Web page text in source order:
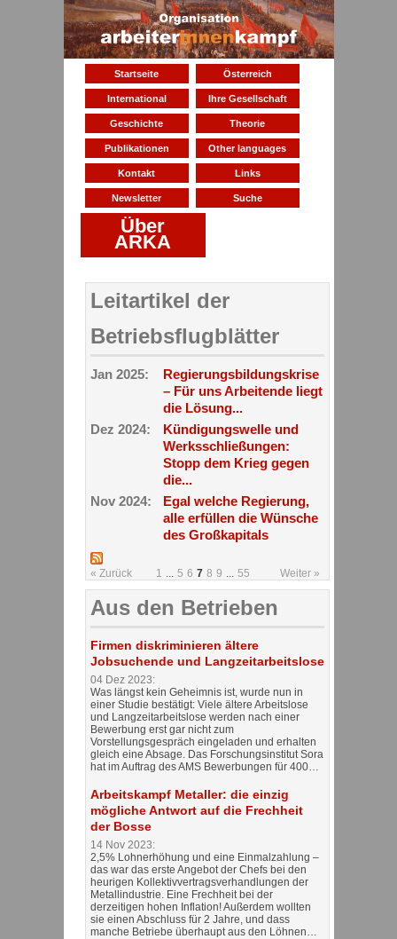
Startseite Österreich
International Ihre Gesellschaft
Geschichte Theorie
Publikationen Other languages
Kontakt Links
Newsletter Suche
Über
ARKA
Leitartikel der
Betriebsflugblätter
Jan 2025:
Regierungsbildungskrise
– Für uns Arbeitende liegt
die Lösung...
Dez 2024:
Kündigungswelle und
Werksschließungen:
Stopp dem Krieg gegen
die...
Nov 2024:
Egal welche Regierung,
alle erfüllen die Wünsche
des Großkapitals
« Zurück 1 5 6 7 8 9 55 Weiter »
Aus den Betrieben
Firmen diskriminieren ältere
Jobsuchende und Langzeitarbeitslose
04 Dez 2023:
Was längst kein Geheimnis ist, wurde nun in
einer Studie bestätigt: Viele ältere Arbeitslose
und Langzeitarbeitslose werden nach einer
Bewerbung erst gar nicht zum
Vorstellungsgespräch eingeladen und erhalten
gleich eine Absage. Das Forschungsinstitut Sora
hat im Auftrag des AMS Bewerbungen für 400…
Arbeitskampf Metaller: die einzig
mögliche Antwort auf die Frechheit
der Bosse
14 Nov 2023:
2,5% Lohnerhöhung und eine Einmalzahlung –
das war das erste Angebot der Chefs bei den
heurigen Kollektivvertragsverhandlungen der
Metallindustrie. Eine Frechheit bei der
derzeitigen hohen Inflation! Außerdem wollten
sie einen Abschluss für 2 Jahre, und dass
manche Betriebe überhaupt aus den Löhnen…